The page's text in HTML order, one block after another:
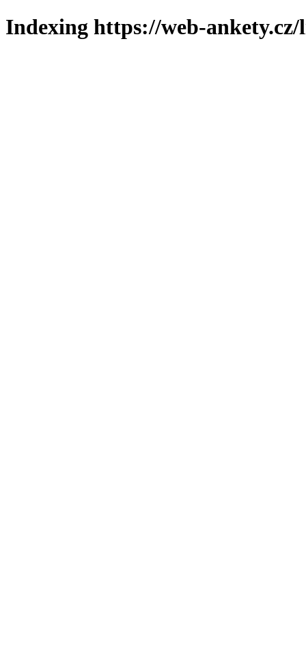
Indexing https://web-